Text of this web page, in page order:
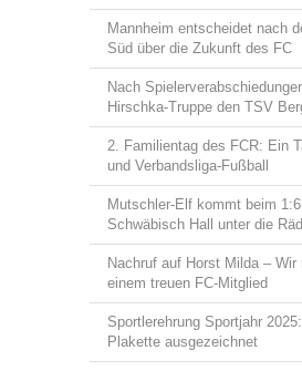
Mannheim entscheidet nach
Süd über die Zukunft des FC
Nach
Hirschka-Truppe den TSV
2. Familientag des FCR: Ein
und Verbandsliga-Fußball
Mutschler-Elf kommt beim
Schwäbisch Hall unter die
Nachruf auf Horst Milda –
einem treuen FC-Mitglied
Sportlerehrung Sportjahr
Plakette ausgezeichnet